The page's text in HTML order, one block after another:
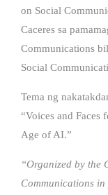
on Social
Caceres sa
Communications
Social
Tema ng
“Voices and Faces
Age of AI.”
“Organized by the
Communications